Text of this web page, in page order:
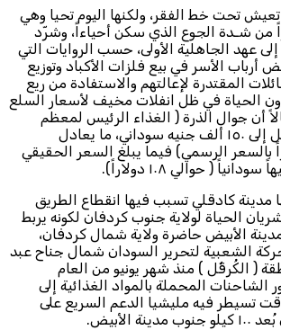
تحت خط الفقر، ولكنها اليوم تحيا وهي
من شـدة الجوع الذي سكن أحياءاً، وشرّد
إلى عهد الجاهلية الأولى، حسب الروايات التي
الأسر في بيع فلزات الأكباد وتوزيع
المقتدرة لإعالتهم والاستفادة من ريع
الحياة في ظل انفلات مخيف لأسعار السلع
أن جوال الذرة ( الغذاء الرئيس لمعظم
سكان المنطقة) وصل إلى ١٥٠ ألف جنيه سوداني، ما يعادل
( ٢٥٠ دولاراً بالسعر الرسمي) فيما يبلغ السعر الحقيقي
مدينة كادقلي تسبب فيها انقطاع الطريق
الحياة لولاية جنوب كردفان لكونه يربط
الأبيض حاضرة ولاية شمال كردفان،
الشعبية لتحرير السودان شمال جناح عبد
( الكُرقٌل ) منذ شهر يونيو من العام
الشاحنات المحملة بالمواد الغذائية إلى
تسيطر فيه مليشيا الدعم السريع على
الأبيض.